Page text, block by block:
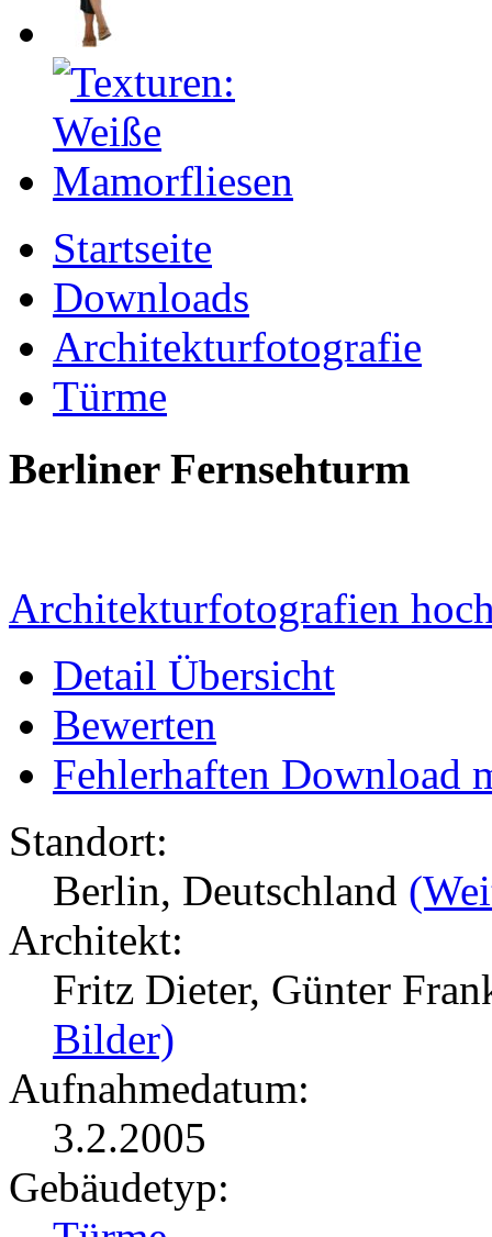
Startseite
Downloads
Architekturfotografie
Türme
Berliner Fernsehturm
Architekturfotografien
Detail Übersicht
Bewerten
Fehlerhaften Download
Standort:
Berlin, Deutschland
Architekt:
Fritz Dieter, Günter
Bilder)
Aufnahmedatum:
3.2.2005
Gebäudetyp: